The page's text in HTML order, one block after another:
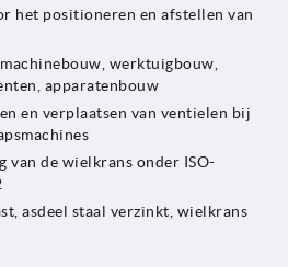
het positioneren en afstellen van
werktuigbouw,
apparatenbouw
en verplaatsen van ventielen bij
van de wielkrans onder ISO-
asdeel staal verzinkt, wielkrans